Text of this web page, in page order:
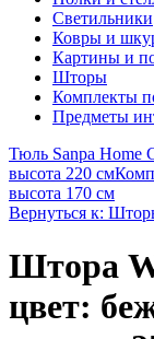
Светильники
Ковры и
Картины и
Шторы
Комплекты
Предметы
Тюль Sanpa Home
высота 220 см
высота 170 см
Вернуться к:
Штора
цвет: